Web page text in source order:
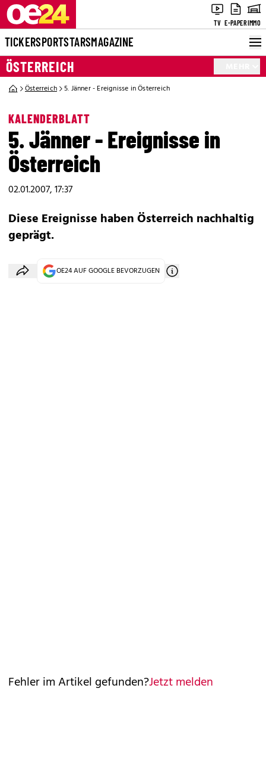
TV E-PAPERIMMO
TICKERSPORTSTARSMAGAZINE
ÖSTERREICH
Österreich 5. Jänner - Ereignisse in Österreich
KALENDERBLATT
5. Jänner - Ereignisse in
Österreich
02.01.2007, 17:37
Diese Ereignisse haben Österreich nachhaltig
geprägt.
OE24 AUF GOOGLE BEVORZUGEN
Fehler im Artikel gefunden?Jetzt melden